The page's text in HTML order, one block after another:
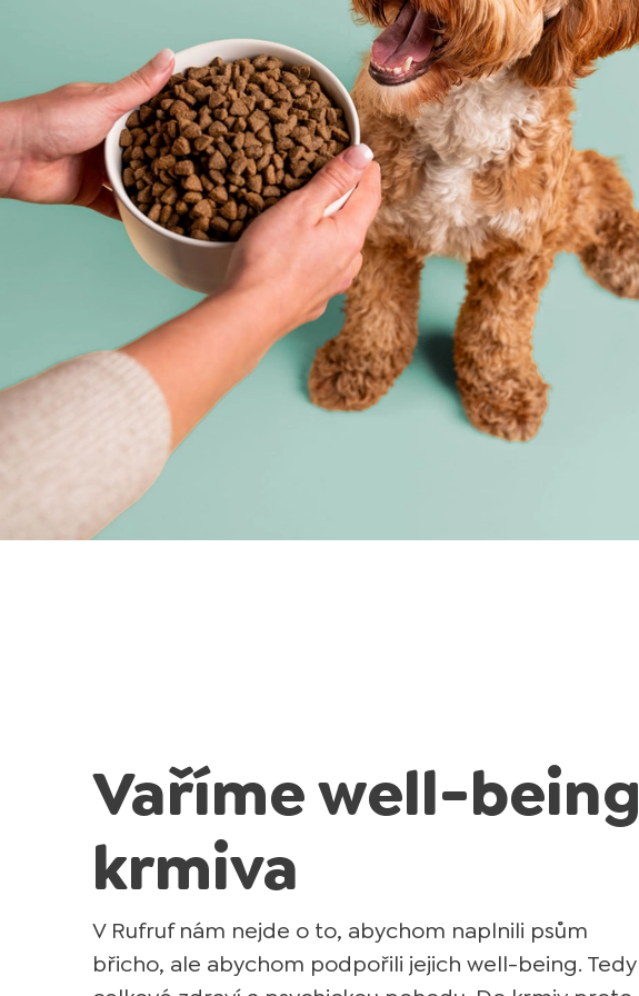
Vaříme well-being
krmiva
V Rufruf nám nejde o to, abychom naplnili psům
břicho, ale abychom podpořili jejich well-being. Tedy